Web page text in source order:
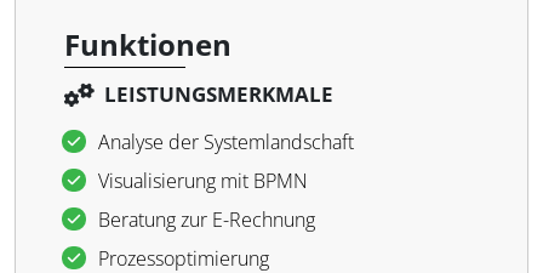
Funktionen
LEISTUNGSMERKMALE
Analyse der Systemlandschaft
Visualisierung mit BPMN
Beratung zur E-Rechnung
Prozessoptimierung